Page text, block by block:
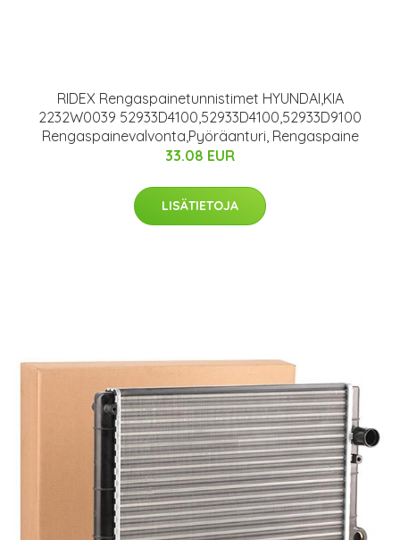
RIDEX Rengaspainetunnistimet HYUNDAI,KIA
2232W0039 52933D4100,52933D4100,52933D9100
Rengaspainevalvonta,Pyöräanturi, Rengaspaine
33.08 EUR
LISÄTIETOJA